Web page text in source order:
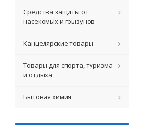
Средства защиты от
насекомых и грызунов
Канцелярские товары
Товары для спорта, туризма
и отдыха
Бытовая химия